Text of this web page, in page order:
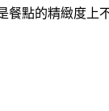
點的精緻度上